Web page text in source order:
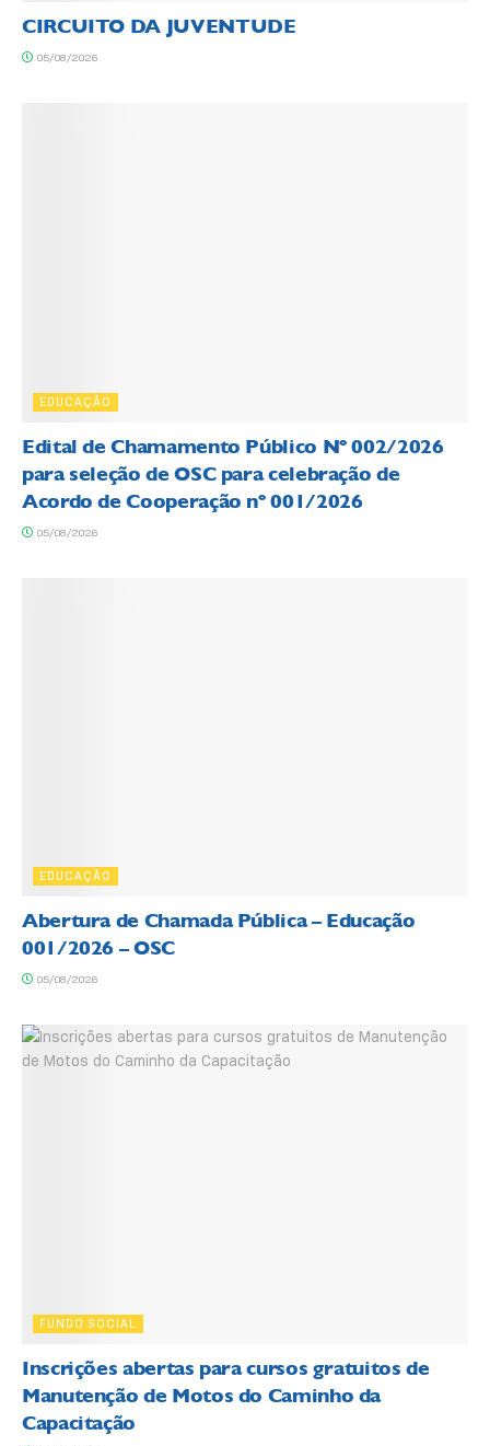
CIRCUITO DA JUVENTUDE
05/08/2026
EDUCAÇÃO
Edital de Chamamento Público Nº 002/2026
para seleção de OSC para celebração de
Acordo de Cooperação nº 001/2026
05/08/2026
EDUCAÇÃO
Abertura de Chamada Pública – Educação
001/2026 – OSC
05/08/2026
FUNDO SOCIAL
Inscrições abertas para cursos gratuitos de
Manutenção de Motos do Caminho da
Capacitação